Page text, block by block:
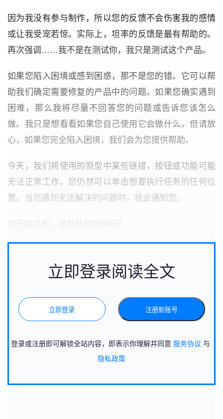
因为我没有参与制作，所以您 的反馈不会伤害我的感情
或让我受宠若惊。实际上，坦率的反馈是最有帮助的。
再次强调……我不是在测试你，我只是测试这个产品。
如果您陷入困境或感到困惑，那不是您的错。它可以帮
助我们确定需要修复的产品中的问题。如果您确实遇到
困难，那么我将尽量不回答您的问题或告诉您该怎么
做。我只是想看看如果您自己使用它会做什么。但请放
心，如果您完全陷入困境，我们会为您提供帮助。
今天，我们将使用的原型中某些链接，按钮或功能可能
无法正常工作。您仍然可以单击想要执行任务的任何位
置。当您遇到无法解决的问题时，我会通知您。
立即登录阅读全文
立即登录 注册新账号
登录或注册即可解锁全站内容，即表示你理解并同意 服务协议 与
隐私政策